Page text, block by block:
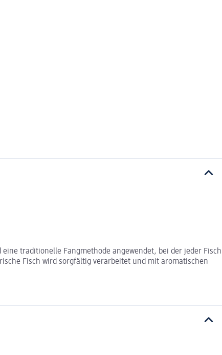
traditionelle Fangmethode angewendet, bei der jeder Fisch
Fisch wird sorgfältig verarbeitet und mit aromatischen